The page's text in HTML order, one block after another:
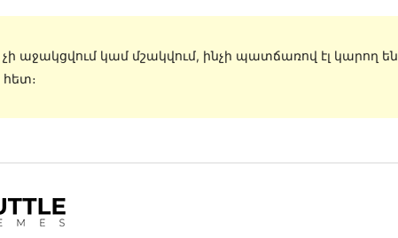
չի աջակցվում կամ մշակվում, ինչի պատճառով էլ կարող